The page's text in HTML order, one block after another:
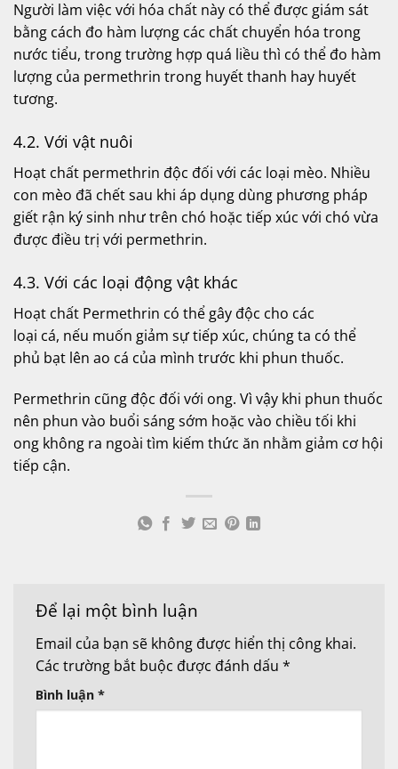
Người làm việc với hóa chất này có thể được giám sát
bằng cách đo hàm lượng các chất chuyển hóa trong
nước tiểu, trong trường hợp quá liều thì có thể đo hàm
lượng của permethrin trong huyết thanh hay huyết
tương.
4.2. Với vật nuôi
Hoạt chất permethrin độc đối với các loại mèo. Nhiều
con mèo đã chết sau khi áp dụng dùng phương pháp
giết rận ký sinh như trên chó hoặc tiếp xúc với chó vừa
được điều trị với permethrin.
4.3. Với các loại động vật khác
Hoạt chất Permethrin có thể gây độc cho các
loại cá, nếu muốn giảm sự tiếp xúc, chúng ta có thể
phủ bạt lên ao cá của mình trước khi phun thuốc.
Permethrin cũng độc đối với ong. Vì vậy khi phun thuốc
nên phun vào buổi sáng sớm hoặc vào chiều tối khi
ong không ra ngoài tìm kiếm thức ăn nhằm giảm cơ hội
tiếp cận.
Để lại một bình luận
Email của bạn sẽ không được hiển thị công khai.
Các trường bắt buộc được đánh dấu *
Bình luận *